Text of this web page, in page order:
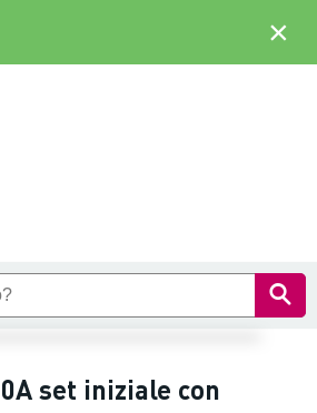
set iniziale con
×